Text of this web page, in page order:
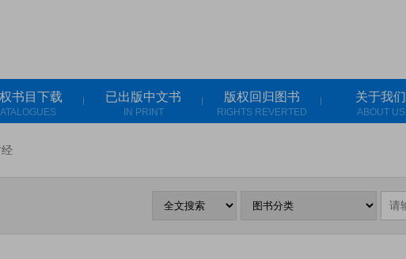
书目下载 已出版中文书
IN PRINT
版权回归图书
RIGHTS REVERTED
关于我们
ABOUT US